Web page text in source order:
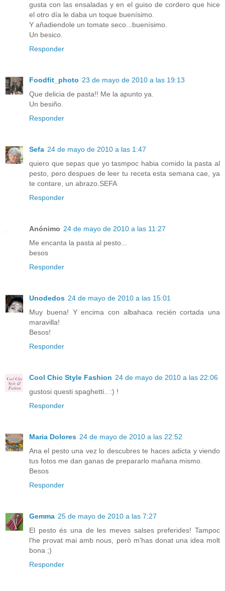
gusta con las ensaladas y en el guiso de cordero que hice
el otro día le daba un toque buenísimo.
Y añadiendole un tomate seco...buenísimo.
Un besico.
Responder
Foodfit_photo 23 de mayo de 2010 a las 19:13
Que delicia de pasta!! Me la apunto ya.
Un besiño.
Responder
Sefa 24 de mayo de 2010 a las 1:47
quiero que sepas que yo tasmpoc habia comido la pasta al
pesto, pero despues de leer tu receta esta semana cae, ya
te contare, un abrazo.SEFA
Responder
Anónimo 24 de mayo de 2010 a las 11:27
Me encanta la pasta al pesto...
besos
Responder
Unodedos 24 de mayo de 2010 a las 15:01
Muy buena! Y encima con albahaca recién cortada una
maravilla!
Besos!
Responder
Cool Chic Style Fashion 24 de mayo de 2010 a las 22:06
gustosi questi spaghetti.. :) !
Responder
Maria Dolores 24 de mayo de 2010 a las 22:52
Ana el pesto una vez lo descubres te haces adicta y viendo
tus fotos me dan ganas de prepararlo mañana mismo.
Besos
Responder
Gemma 25 de mayo de 2010 a las 7:27
El pesto és una de les meves salses preferides! Tampoc
l'he provat mai amb nous, però m'has donat una idea molt
bona ;)
Responder